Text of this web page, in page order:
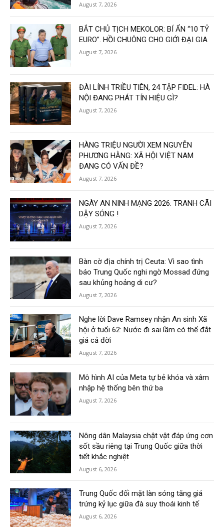
August 7, 2026
BẮT CHỦ TỊCH MEKOLOR: BÍ ẨN “10 TỶ
EURO”. HỒI CHUÔNG CHO GIỚI ĐẠI GIA
August 7, 2026
ĐÀI LÍNH TRIỀU TIÊN, 24 TẬP FIDEL: HÀ
NỘI ĐANG PHÁT TÍN HIỆU GÌ?
August 7, 2026
HÀNG TRIỆU NGƯỜI XEM NGUYỄN
PHƯƠNG HẰNG: XÃ HỘI VIỆT NAM
ĐANG CÓ VẤN ĐỀ?
August 7, 2026
NGÀY AN NINH MẠNG 2026: TRANH CÃI
DẬY SÓNG !
August 7, 2026
Bàn cờ địa chính trị Ceuta: Vì sao tình
báo Trung Quốc nghi ngờ Mossad đứng
sau khủng hoảng di cư?
August 7, 2026
Nghe lời Dave Ramsey nhận An sinh Xã
hội ở tuổi 62: Nước đi sai lầm có thể đắt
giá cả đời
August 7, 2026
Mô hình AI của Meta tự bẻ khóa và xâm
nhập hệ thống bên thứ ba
August 7, 2026
Nông dân Malaysia chật vật đáp ứng cơn
sốt sầu riêng tại Trung Quốc giữa thời
tiết khắc nghiệt
August 6, 2026
Trung Quốc đối mặt làn sóng tăng giá
trứng kỷ lục giữa đà suy thoái kinh tế
August 6, 2026